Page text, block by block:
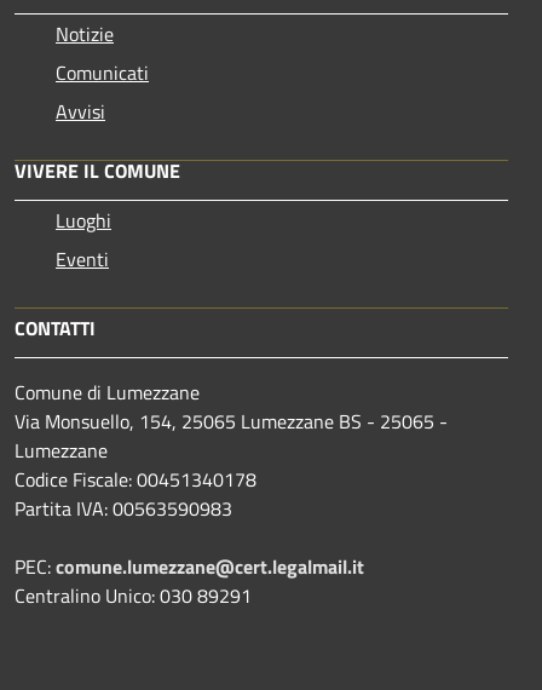
Notizie
Comunicati
Avvisi
VIVERE IL COMUNE
Luoghi
Eventi
CONTATTI
Comune di Lumezzane
Via Monsuello, 154, 25065 Lumezzane BS - 25065 -
Lumezzane
Codice Fiscale: 00451340178
Partita IVA: 00563590983
PEC:comune.lumezzane@cert.legalmail.it
Centralino Unico: 030 89291